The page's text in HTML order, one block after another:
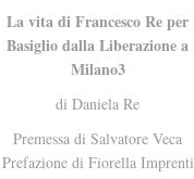
La vita di Francesco Re per
Basiglio dalla Liberazione a
Milano3
di Daniela Re
Premessa di Salvatore Veca
Prefazione di Fiorella Imprenti